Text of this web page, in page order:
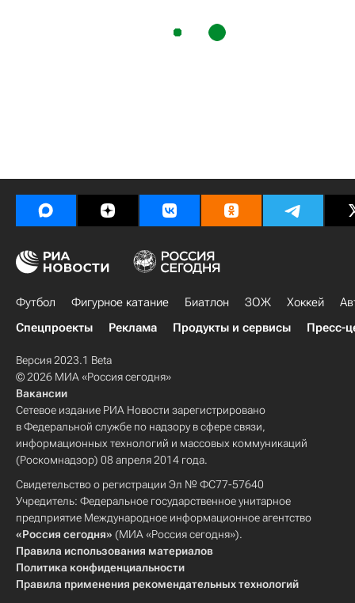
Футбол Фигурное катание Биатлон ЗОЖ Хоккей
Спецпроекты
Реклама Продукты и сервисы Пресс-
Версия 2023.1 Beta
© 2026 МИА «Россия сегодня»
Вакансии
Сетевое издание РИА Новости зарегистрировано
в Федеральной службе по надзору в сфере связи,
информационных технологий и массовых коммуникаций
(Роскомнадзор) 08 апреля 2014 года.
Свидетельство о регистрации Эл № ФС77-57640
Учредитель: Федеральное государственное унитарное
предприятие Международное информационное агентство
«Россия сегодня» (МИА «Россия сегодня»).
Правила использования материалов
Политика конфиденциальности
Правила применения рекомендательных технологий